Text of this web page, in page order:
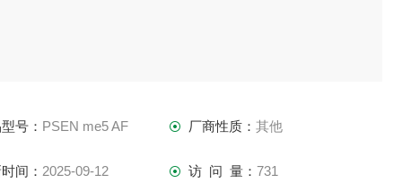
号： PSEN me5 AF 厂商性质： 其他
间： 2025-09-12 访 问 量： 731